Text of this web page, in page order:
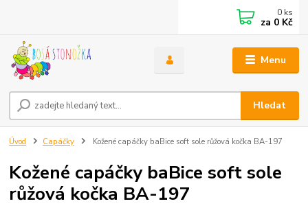
Menu
Hledat
0 ks
za 0 Kč
Úvod Capáčky Kožené capáčky baBice soft sole růžová kočka BA-197
Kožené capáčky baBice soft sole
růžová kočka BA-197